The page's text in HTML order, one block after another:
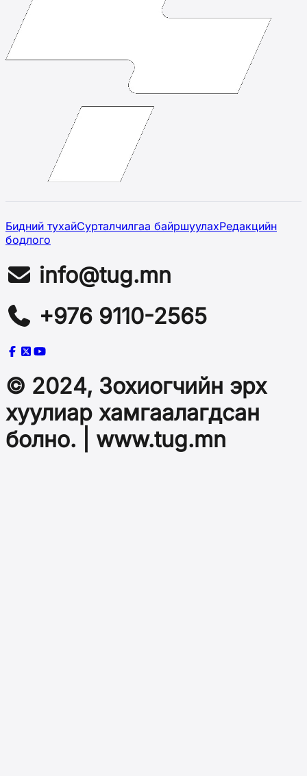
Бидний тухайСурталчилгаа байршуулахРедакцийн
бодлого
info@tug.mn
+976 9110-2565
© 2024, Зохиогчийн эрх
хуулиар хамгаалагдсан
болно. | www.tug.mn